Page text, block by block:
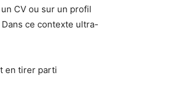
CV ou sur un profil
ce contexte ultra-
en tirer parti